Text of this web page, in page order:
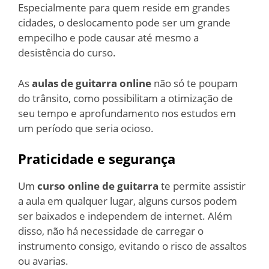
Especialmente para quem reside em grandes
cidades, o deslocamento pode ser um grande
empecilho e pode causar até mesmo a
desistência do curso.
Asaulas de guitarra online não só te poupam
do trânsito, como possibilitam a otimização de
seu tempo e aprofundamento nos estudos em
um período que seria ocioso.
Praticidade e segurança
Um curso online de guitarra te permite assistir
a aula em qualquer lugar, alguns cursos podem
ser baixados e independem de internet. Além
disso, não há necessidade de carregar o
instrumento consigo, evitando o risco de assaltos
ou avarias.